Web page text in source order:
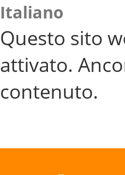
Italiano
Questo sito
attivato.
contenuto.